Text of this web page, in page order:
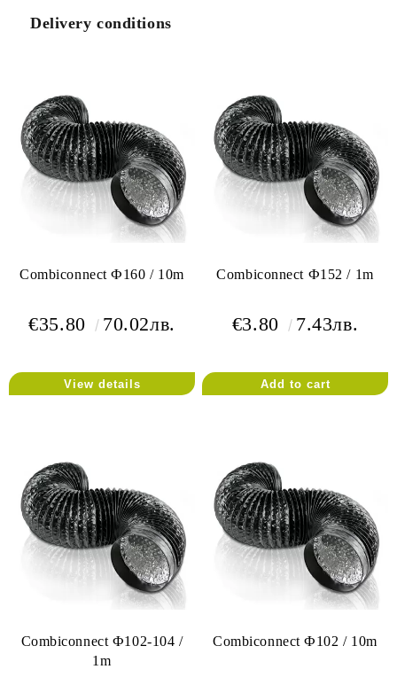
Delivery conditions
Combiconnect Ф160 / 10m
€35.80 70.02лв.
View details
Combiconnect Ф152 / 1m
€3.80 7.43лв.
Combiconnect Ф102-104 /
1m
Combiconnect Ф102 / 10m